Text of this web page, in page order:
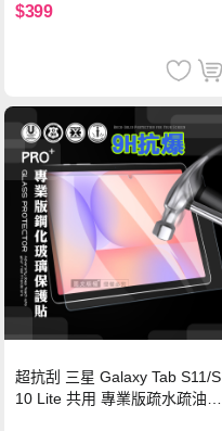
$399
超抗刮 三星 Galaxy Tab S11/S
10 Lite 共用 專業版疏水疏油9H